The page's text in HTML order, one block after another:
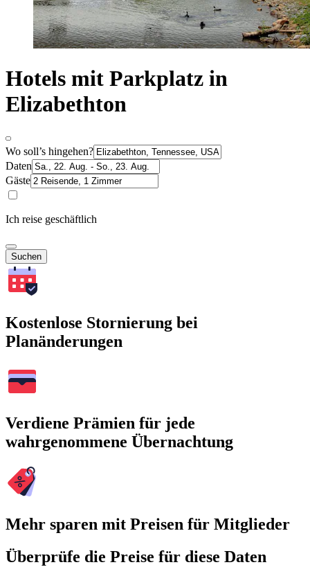
Hotels mit Parkplatz in
Elizabethton
Wo soll’s hingehen?
Daten
Gäste
Ich reise geschäftlich
Suchen
Kostenlose Stornierung bei
Planänderungen
Verdiene Prämien für jede
wahrgenommene Übernachtung
Mehr sparen mit Preisen für Mitglieder
Überprüfe die Preise für diese Daten